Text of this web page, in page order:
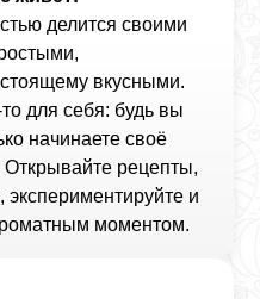
делится своими
вкусными.
для себя: будь вы
начинаете своё
Открывайте рецепты,
экспериментируйте и
моментом.